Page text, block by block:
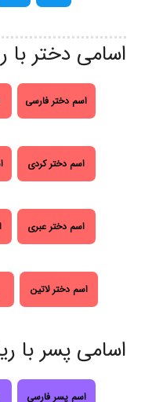
اسامی دختر
اسم دختر فارسی
اسم دختر کردی
اسم دختر عبری
اسم دختر لاتین
اسامی پسر با
اسم پسر فارسی